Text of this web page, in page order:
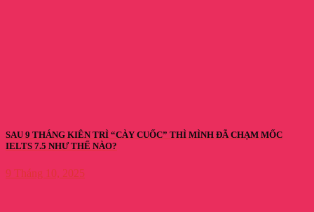
SAU 9 THÁNG KIÊN TRÌ “CÀY CUỐC” THÌ MÌNH ĐÃ CHẠM MỐC
IELTS 7.5 NHƯ THẾ NÀO?
9 Tháng 10, 2025